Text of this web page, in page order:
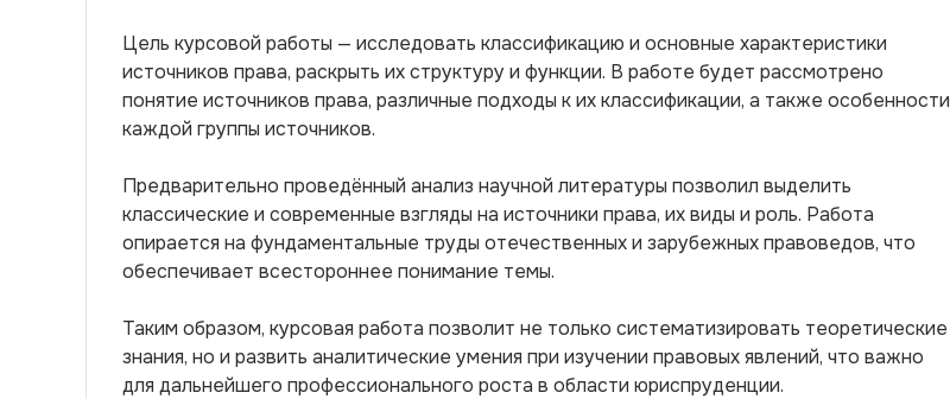
Цель курсовой работы — исследовать классификацию и основные характеристики
источников права, раскрыть их структуру и функции. В работе будет рассмотрено
понятие источников права, различные подходы к их классификации, а также особенности
каждой группы источников.
Предварительно проведённый анализ научной литературы позволил выделить
классические и современные взгляды на источники права, их виды и роль. Работа
опирается на фундаментальные труды отечественных и зарубежных правоведов, что
обеспечивает всестороннее понимание темы.
Таким образом, курсовая работа позволит не только систематизировать теоретические
знания, но и развить аналитические умения при изучении правовых явлений, что важно
для дальнейшего профессионального роста в области юриспруденции.